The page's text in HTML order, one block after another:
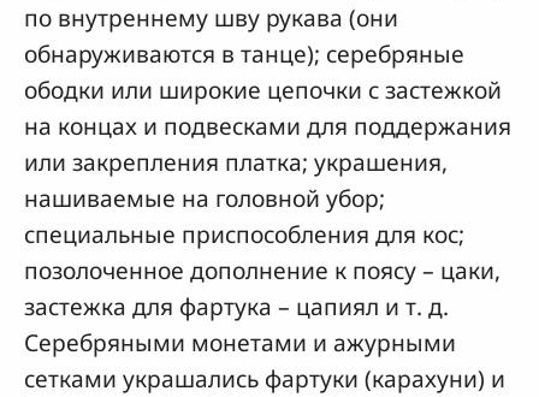
по внутреннему шву рукава (они
обнаруживаются в танце); серебряные
ободки или широкие цепочки с застежкой
на концах и подвесками для поддержания
или закрепления платка; украшения,
нашиваемые на головной убор;
специальные приспособления для кос;
позолоченное дополнение к поясу – цаки,
застежка для фартука – цапиял и т. д.
Серебряными монетами и ажурными
сетками украшались фартуки (карахуни) и